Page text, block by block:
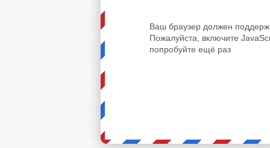
Ваш браузер должен
Пожалуйста, включите
попробуйте ещё раз